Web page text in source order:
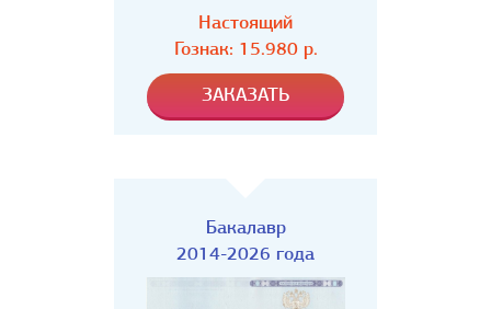
Настоящий
Гознак: 15.980р.
Бакалавр
2014-2026 года